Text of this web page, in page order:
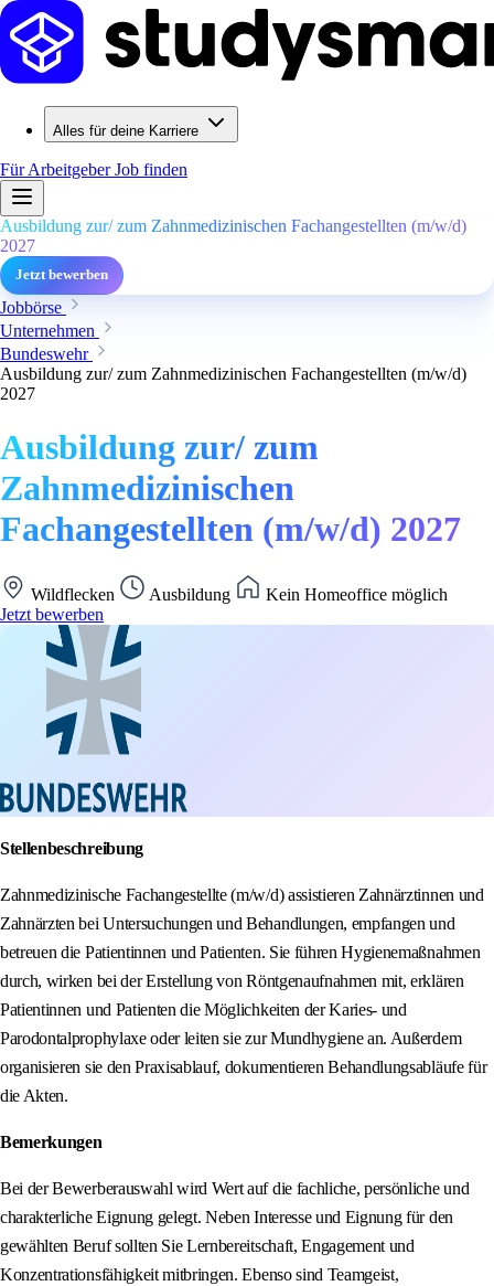
Alles für deine Karriere
Für ArbeitgeberJob finden
Ausbildung zur/ zum Zahnmedizinischen Fachangestellten (m/w/d)
2027
Jetzt bewerben
Jobbörse
Unternehmen
Bundeswehr
Ausbildung zur/ zum Zahnmedizinischen Fachangestellten (m/w/d)
2027
Ausbildung zur/ zum
Zahnmedizinischen
Fachangestellten (m/w/d) 2027
Wildflecken Ausbildung
Kein Homeoffice möglich
Jetzt bewerben
Stellenbeschreibung
Zahnmedizinische Fachangestellte (m/w/d) assistieren Zahnärztinnen und
Zahnärzten bei Untersuchungen und Behandlungen, empfangen und
betreuen die Patientinnen und Patienten. Sie führen Hygienemaßnahmen
durch, wirken bei der Erstellung von Röntgenaufnahmen mit, erklären
Patientinnen und Patienten die Möglichkeiten der Karies- und
Parodontalprophylaxe oder leiten sie zur Mundhygiene an. Außerdem
organisieren sie den Praxisablauf, dokumentieren Behandlungsabläufe für
die Akten.
Bemerkungen
Bei der Bewerberauswahl wird Wert auf die fachliche, persönliche und
charakterliche Eignung gelegt. Neben Interesse und Eignung für den
gewählten Beruf sollten Sie Lernbereitschaft, Engagement und
Konzentrationsfähigkeit mitbringen. Ebenso sind Teamgeist,